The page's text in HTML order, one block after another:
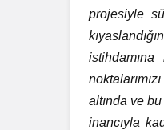
projesiyle
altında ve
inancıyla